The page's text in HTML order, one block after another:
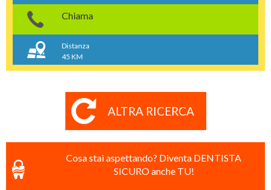
Chiama
Distanza
45 KM
ALTRA RICERCA
Cosa stai aspettando? Diventa DENTISTA
SICURO anche TU!